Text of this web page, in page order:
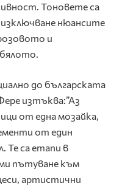
Тоновете са
изключване нюансите
и
до българската
изтъква:”Аз
от една мозайка,
от един
Те са етапи в
пътуване към
артистични